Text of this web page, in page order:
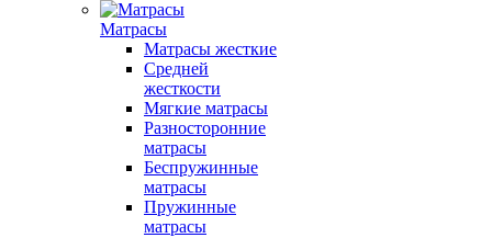
Матрасы
Матрасы жесткие
Средней
жесткости
Мягкие матрасы
Разносторонние
матрасы
Беспружинные
матрасы
Пружинные
матрасы